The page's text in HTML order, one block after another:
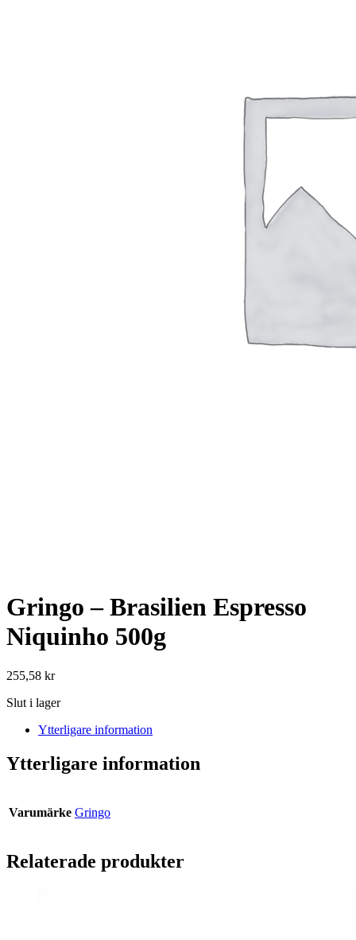
Gringo – Brasilien Espresso
Niquinho 500g
255,58 kr
Slut i lager
Ytterligare information
Ytterligare information
Varumärke Gringo
Relaterade produkter